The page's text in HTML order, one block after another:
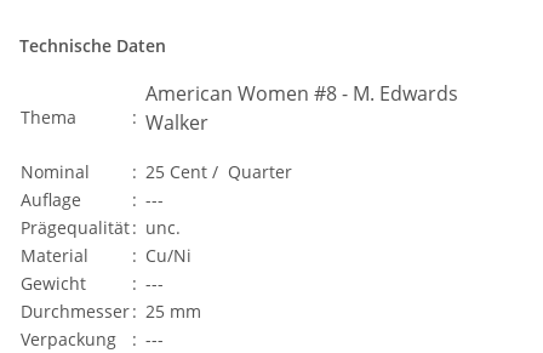
Technische Daten
Thema :
American Women #8 - M. Edwards
Walker
Nominal : 25 Cent / Quarter
Auflage
: ---
Prägequalität: unc.
Material
: Cu/Ni
Gewicht
: ---
Durchmesser: 25 mm
Verpackung
: ---